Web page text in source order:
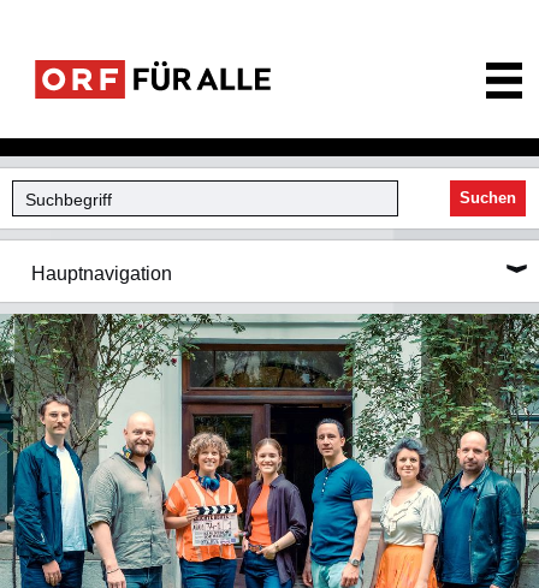
Suchen
Hauptnavigation